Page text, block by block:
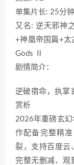
单集片长: 25分钟
又名: 逆天邪神
+神凰帝国篇+
Gods Ⅱ
剧情简介：
逆破宿命，执掌
赏析
2026年重磅玄
作配备完整精
裂，支持百度云
完整无删减、观